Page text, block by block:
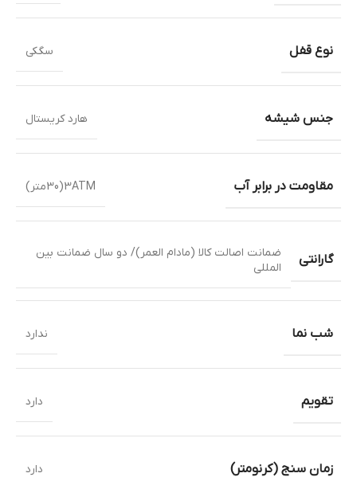
نوع قفل سگکی
جنس شیشه هارد کریستال
مقاومت در برابر آب 3ATM(30متر)
گارانتی
ضمانت اصالت کالا (مادام العمر)/ دو سال ضمانت بین
المللی
شب نما ندارد
تقویم دارد
زمان سنج (کرنومتر) دارد